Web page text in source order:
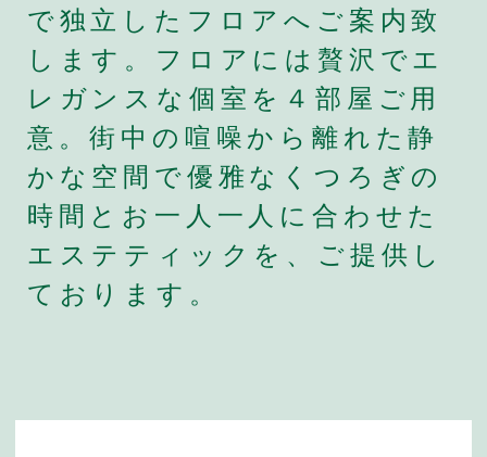
で独立したフロアへご案内致
します。フロアには贅沢でエ
レガンスな個室を４部屋ご用
意。街中の喧噪から離れた静
かな空間で優雅なくつろぎの
時間とお一人一人に合わせた
エステティックを、ご提供し
ております。